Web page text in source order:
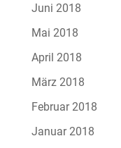
Juni 2018
Mai 2018
April 2018
März 2018
Februar 2018
Januar 2018